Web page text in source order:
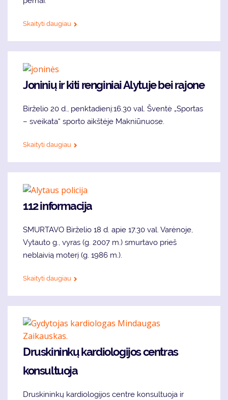
Skaityti daugiau
Joninių ir kiti renginiai Alytuje bei rajone
Birželio 20 d., penktadienį:16.30 val. Šventė „Sportas
– sveikata“ sporto aikštėje Makniūnuose.
Skaityti daugiau
112 informacija
SMURTAVO Birželio 18 d. apie 17.30 val. Varėnoje,
Vytauto g., vyras (g. 2007 m.) smurtavo prieš
neblaivią moterį (g. 1986 m.).
Skaityti daugiau
Druskininkų kardiologijos centras
konsultuoja
Druskininkų kardiologijos centre konsultuoja ir